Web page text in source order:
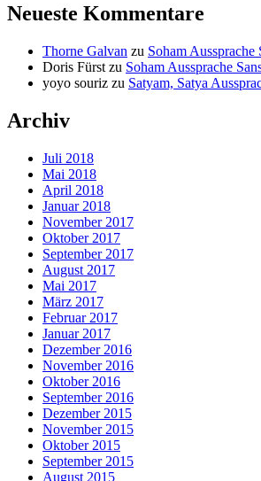
Neueste Kommentare
Thorne Galvan zu Soham Aussprache
Doris Fürst zu Soham Aussprache
yoyo souriz zu Satyam, Satya
Archiv
Juli 2018
Mai 2018
April 2018
Januar 2018
November 2017
Oktober 2017
September 2017
August 2017
Mai 2017
März 2017
Februar 2017
Januar 2017
Dezember 2016
November 2016
Oktober 2016
September 2016
Dezember 2015
November 2015
Oktober 2015
September 2015
August 2015